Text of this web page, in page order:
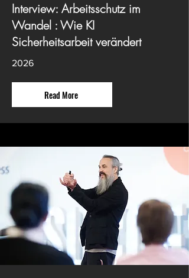
Interview: Arbeitsschutz im
Wandel : Wie KI
Sicherheitsarbeit verändert
2026
Read More